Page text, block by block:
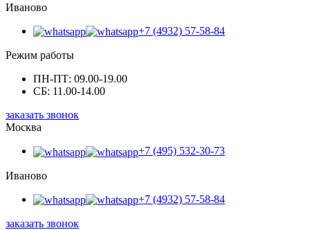
Иваново
+7 (4932) 57-58-84
Режим работы
ПН-ПТ: 09.00-19.00
СБ: 11.00-14.00
заказать звонок
Москва
+7 (495) 532-30-73
Иваново
+7 (4932) 57-58-84
заказать звонок